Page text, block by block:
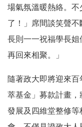
場氣氛溫暖熱絡。
了！」席間談笑聲
長則一一祝福學長
再回來相聚。」
隨著政大即將迎來
萃基金」募款計畫
發展及四維堂整修